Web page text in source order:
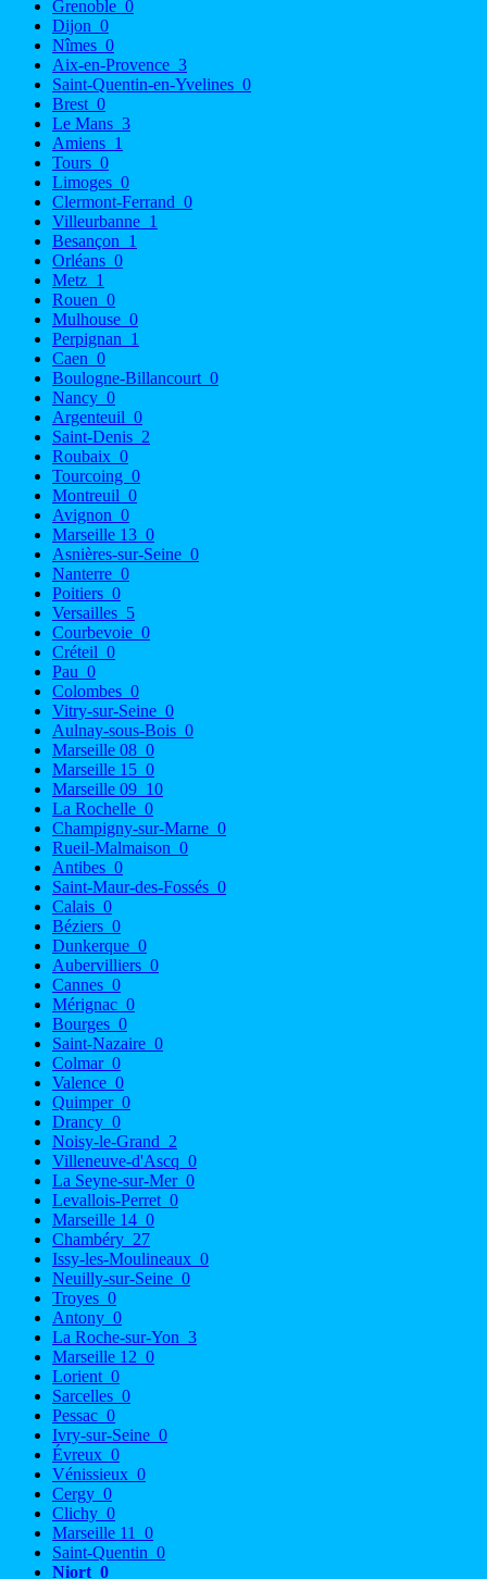
Grenoble 0
Dijon 0
Nîmes 0
Aix-en-Provence 3
Saint-Quentin-en-Yvelines 0
Brest 0
Le Mans 3
Amiens 1
Tours 0
Limoges 0
Clermont-Ferrand 0
Villeurbanne 1
Besançon 1
Orléans 0
Metz 1
Rouen 0
Mulhouse 0
Perpignan 1
Caen 0
Boulogne-Billancourt 0
Nancy 0
Argenteuil 0
Saint-Denis 2
Roubaix 0
Tourcoing 0
Montreuil 0
Avignon 0
Marseille 13 0
Asnières-sur-Seine 0
Nanterre 0
Poitiers 0
Versailles 5
Courbevoie 0
Créteil 0
Pau 0
Colombes 0
Vitry-sur-Seine 0
Aulnay-sous-Bois 0
Marseille 08 0
Marseille 15 0
Marseille 09 10
La Rochelle 0
Champigny-sur-Marne 0
Rueil-Malmaison 0
Antibes 0
Saint-Maur-des-Fossés 0
Calais 0
Béziers 0
Dunkerque 0
Aubervilliers 0
Cannes 0
Mérignac 0
Bourges 0
Saint-Nazaire 0
Colmar 0
Valence 0
Quimper 0
Drancy 0
Noisy-le-Grand 2
Villeneuve-d'Ascq 0
La Seyne-sur-Mer 0
Levallois-Perret 0
Marseille 14 0
Chambéry 27
Issy-les-Moulineaux 0
Neuilly-sur-Seine 0
Troyes 0
Antony 0
La Roche-sur-Yon 3
Marseille 12 0
Lorient 0
Sarcelles 0
Pessac 0
Ivry-sur-Seine 0
Évreux 0
Vénissieux 0
Cergy 0
Clichy 0
Marseille 11
0
Saint-Quentin 0
Niort 0